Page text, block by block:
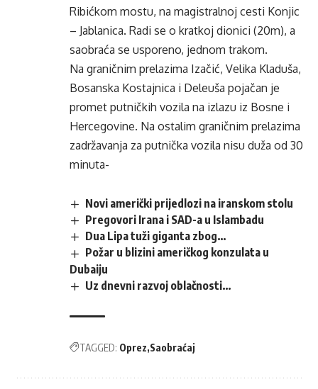
Ribićkom mostu, na magistralnoj cesti Konjic
– Jablanica. Radi se o kratkoj dionici (20m), a
saobraća se usporeno, jednom trakom.
Na graničnim prelazima Izačić, Velika Kladuša,
Bosanska Kostajnica i Deleuša pojačan je
promet putničkih vozila na izlazu iz Bosne i
Hercegovine. Na ostalim graničnim prelazima
zadržavanja za putnička vozila nisu duža od 30
minuta-
Novi američki prijedlozi na iranskom stolu
Pregovori Irana i SAD-a u Islambadu
Dua Lipa tuži giganta zbog…
Požar u blizini američkog konzulata u
Dubaiju
Uz dnevni razvoj oblačnosti…
TAGGED: Oprez Saobraćaj